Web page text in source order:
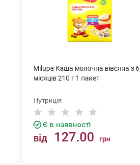
Milupa Каша молочна вівсяна з 6
місяців 210 г 1 пакет
Нутриція
Є в наявності
від 127.00 грн